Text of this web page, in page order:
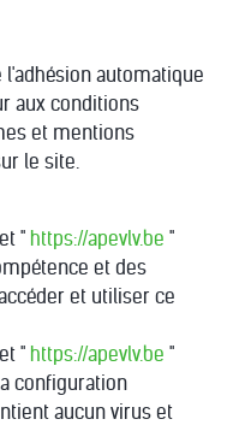
l'adhésion automatique
aux conditions
et mentions
le site.
" https://apevlv.be "
et des
et utiliser ce
" https://apevlv.be "
configuration
aucun virus et